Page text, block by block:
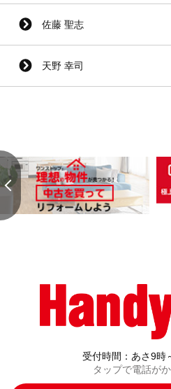
佐藤 聖志
天野 幸司
受付時間：あさ9時
タップで電話が